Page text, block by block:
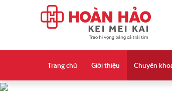
Trang chủ Giới thiệu Chuyên